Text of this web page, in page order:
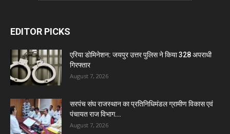
EDITOR PICKS
एरिया डोमिनेशन: जयपुर उत्तर पुलिस ने किया 328 अपराधी
गिरफ्तार
August 7, 2026
सरपंच संघ राजस्थान का प्रतिनिधिमंडल ग्रामीण विकास एवं
पंचायत राज विभाग...
August 7, 2026